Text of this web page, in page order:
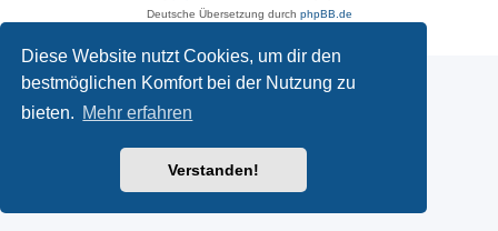
Diese Website nutzt Cookies, um dir den
bestmöglichen Komfort bei der Nutzung zu
bieten. Mehr erfahren
Verstanden!
Deutsche Übersetzung durch phpBB.de